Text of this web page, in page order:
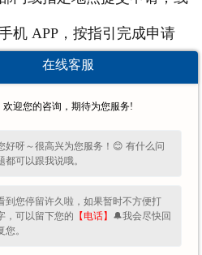
机 APP，按指引完成申请
将在规定时限内完成资料审
后进行为期 5 个工作日的
补贴资金兑付。
，可查询当地农业农村局
官方监督电话咨询。
在线客服
欢迎您的咨询，期待为您服务!
好呀～很高兴为您服务！😊 有什么问
都可以跟我说哦。
到您停留许久啦，如果暂时不方便打
，可以留下您的 【电话】 🔔我会尽快回
您。